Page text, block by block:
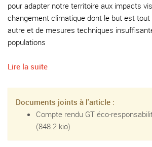
pour adapter notre territoire aux impacts
changement climatique dont le but est tout
autre et de mesures techniques
populations
Lire la suite
Documents joints à l'article :
Compte rendu GT éco-
(848.2 kio)